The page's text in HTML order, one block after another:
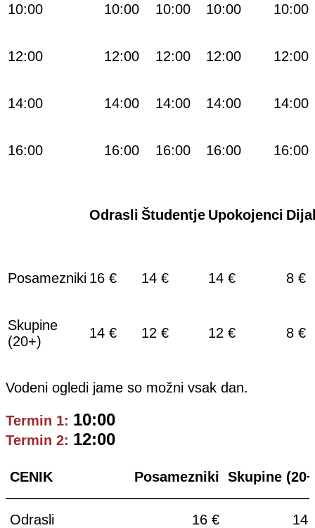
10:00 10:00 10:00 10:00 10:00
12:00 12:00 12:00 12:00 12:00
14:00 14:00 14:00 14:00 14:00
16:00 16:00 16:00 16:00 16:00
Odrasli Študentje Upokojenci
Posamezniki 16 € 14 € 14 € 8 €
Skupine
(20+)
14 € 12 € 12 € 8 €
Vodeni ogledi jame so možni vsak dan.
Termin 1: 10:00
Termin 2: 12:00
CENIK Posamezniki Skupine
Odrasli 16 €
14